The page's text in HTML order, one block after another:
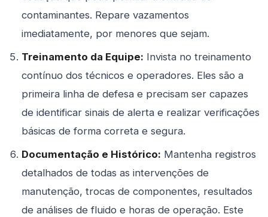
contaminantes. Repare vazamentos
imediatamente, por menores que sejam.
Treinamento da Equipe: Invista no treinamento
contínuo dos técnicos e operadores. Eles são a
primeira linha de defesa e precisam ser capazes
de identificar sinais de alerta e realizar verificações
básicas de forma correta e segura.
Documentação e Histórico: Mantenha registros
detalhados de todas as intervenções de
manutenção, trocas de componentes, resultados
de análises de fluido e horas de operação. Este